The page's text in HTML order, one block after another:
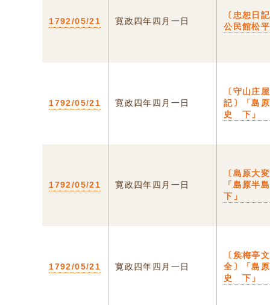
1792/05/21 寛政四年四月一日
〔忠恕日
公民館松
1792/05/21 寛政四年四月一日
〔守山庄
記〕「島
史 下」
1792/05/21 寛政四年四月一日
〔島原大
「島原
下」
1792/05/21 寛政四年四月一日
〔矦梅
全〕「島
史 下」